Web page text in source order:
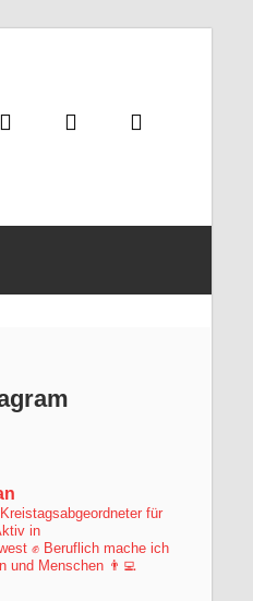
für
in
✊Beruflich mache ich
und Menschen 👨‍💻